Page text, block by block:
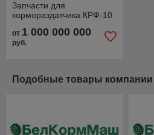
Запчасти для
кормораздатчика КРФ-10
от 1 000 000 000
руб.
Подобные товары компании